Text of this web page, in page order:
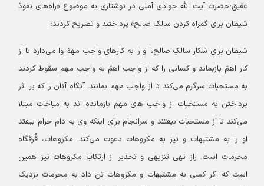
عقیق:حضرت آیت الله جوادی آملی در نوشتاری به موضوع «راه‌های نفوذ
شیطان برای گمراه کردن سالک صالح» پرداختند و تصریح کردند:
شیطان برای شکار سالکِ صالح، او را به کارهای واجب مهمّ وا می‌دارد تا از
کار اهمّ بازبماند و کسانی را که از واجب اهمّ به واجب مهم سقوط کردند
به مستحبات سرگرم می‌کند تا از واجب مهم بمانند. آنگاه آنان را که بر اثر
پرداختن به مستحبات از واجب های مهم بازمانده اند به مباحات مبتلا
می‌کند تا از مستحبات بیفتند و سرانجام برای اینکه وی به دام حرام بیفتد
او را به مشتبهات و نیز به مکروهات دعوت می‌کند. مکروهات، قُرقگاه
محرمات است. راز نهی تنزیهی و تحذیر از ارتکاب مکروهات نیز همین
است که اگر کسی به مشتبهات و مکروهات تن داد به محرمات نزدیک